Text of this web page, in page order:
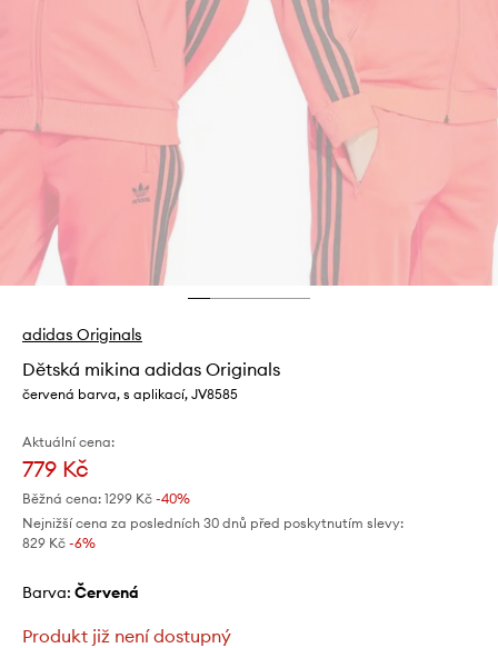
adidas Originals
Dětská mikina adidas Originals
červená barva, s aplikací, JV8585
Aktuální cena:
779 Kč
Běžná cena: 1299 Kč -40%
Nejnižší cena za posledních 30 dnů před poskytnutím slevy:
829 Kč -6%
Barva: červená
Produkt již není dostupný